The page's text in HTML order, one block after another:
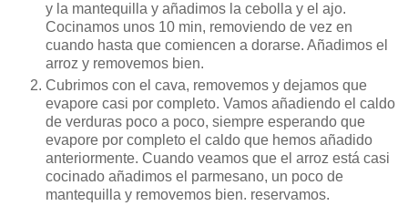
y la mantequilla y añadimos la cebolla y el ajo.
Cocinamos unos 10 min, removiendo de vez en
cuando hasta que comiencen a dorarse. Añadimos el
arroz y removemos bien.
Cubrimos con el cava, removemos y dejamos que
evapore casi por completo. Vamos añadiendo el caldo
de verduras poco a poco, siempre esperando que
evapore por completo el caldo que hemos añadido
anteriormente. Cuando veamos que el arroz está casi
cocinado añadimos el parmesano, un poco de
mantequilla y removemos bien. reservamos.